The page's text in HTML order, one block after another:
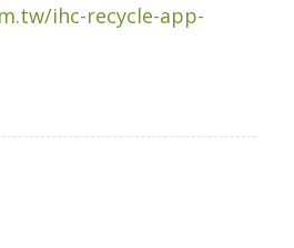
ihc-recycle-app-